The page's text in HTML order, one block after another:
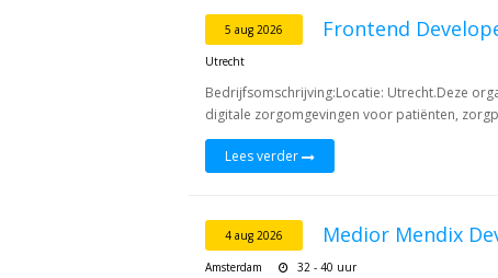
5 aug 2026 Frontend
Utrecht
Bedrijfsomschrijving:Locatie: Utrecht.Deze
digitale zorgomgevingen voor patiënten,
Lees verder
4 aug 2026 Medior Mendix
Amsterdam 32 - 40 uur